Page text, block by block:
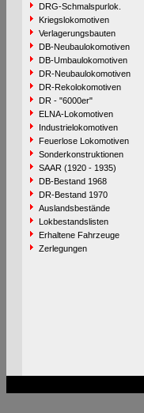
DRG-Schmalspurlok.
Kriegslokomotiven
Verlagerungsbauten
DB-Neubaulokomotiven
DB-Umbaulokomotiven
DR-Neubaulokomotiven
DR-Rekolokomotiven
DR - "6000er"
ELNA-Lokomotiven
Industrielokomotiven
Feuerlose Lokomotiven
Sonderkonstruktionen
SAAR (1920 - 1935)
DB-Bestand 1968
DR-Bestand 1970
Auslandsbestände
Lokbestandslisten
Erhaltene Fahrzeuge
Zerlegungen